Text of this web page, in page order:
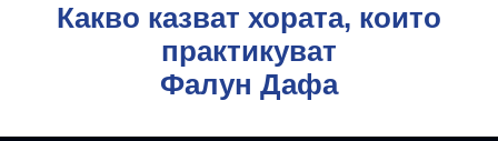
Какво казват хората, които
практикуват
Фалун Дафа